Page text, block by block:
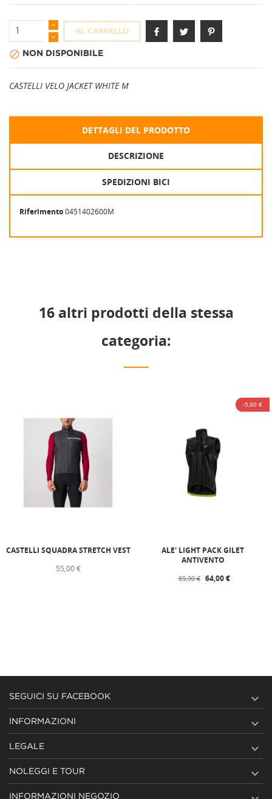
AL CARRELLO
 NON DISPONIBILE
CASTELLI VELO JACKET WHITE M
DETTAGLI DEL PRODOTTO
DESCRIZIONE
SPEDIZIONI BICI
Riferimento0451402600M
16 altri prodotti della stessa
categoria:
CASTELLI SQUADRA STRETCH VEST
55,00 €
-5,90 €
ALE' LIGHT PACK GILET
ANTIVENTO
69,90 € 64,00 €
SEGUICI SU FACEBOOK 
INFORMAZIONI 
LEGALE 
NOLEGGI E TOUR 
INFORMAZIONI NEGOZIO